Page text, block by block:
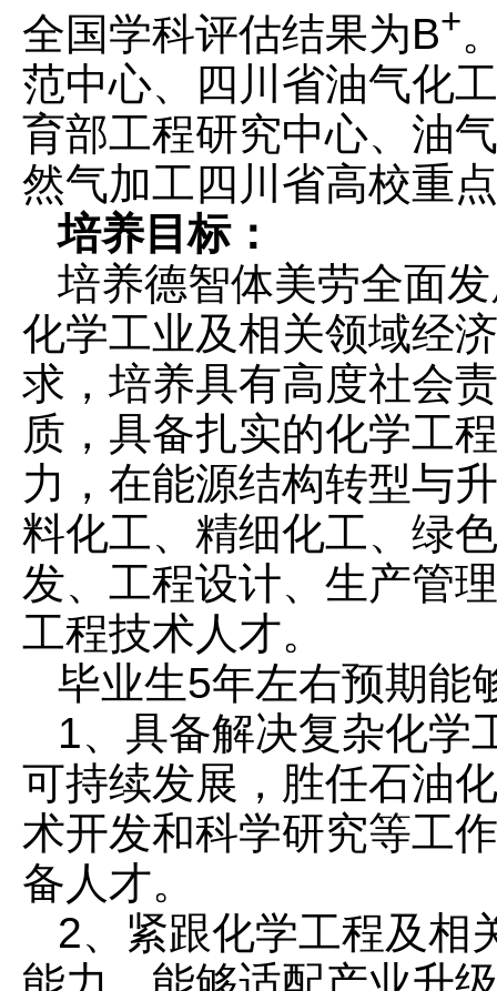
全国学科评估结果为B+
范中心、四川省油气化
育部工程研究中心、油
然气加工四川省高校重
培养目标：
培养德智体美劳全面
化学工业及相关领域经
求，培养具有高度社会
质，具备扎实的化学工
力，在能源结构转型与
料化工、精细化工、绿
发、工程设计、生产管
工程技术人才。
毕业生5年左右预期能
1、具备解决复杂化学
可持续发展，胜任石油
术开发和科学研究等工
备人才。
2、紧跟化学工程及相